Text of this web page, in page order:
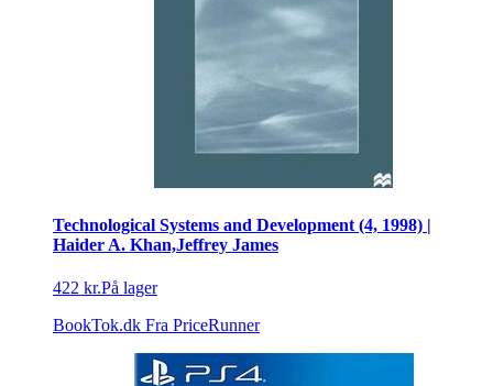
Technological Systems and Development (4, 1998) |
Haider A. Khan,Jeffrey James
422 kr.På lager
BookTok.dk Fra PriceRunner